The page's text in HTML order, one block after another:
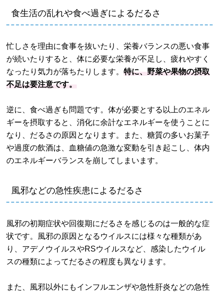
食生活の乱れや食べ過ぎによるだるさ
忙しさを理由に食事を抜いたり、栄養バランスの悪い食事
が続いたりすると、体に必要な栄養が不足し、疲れやすく
なったり気力が落ちたりします。特に、野菜や果物の摂取
不足は要注意です。
逆に、食べ過ぎも問題です。体が必要とする以上のエネル
ギーを摂取すると、消化に余計なエネルギーを使うことに
なり、だるさの原因となります。また、糖質の多いお菓子
や過度の飲酒は、血糖値の急激な変動を引き起こし、体内
のエネルギーバランスを崩してしまいます。
風邪などの急性疾患によるだるさ
風邪の初期症状や回復期にだるさを感じるのは一般的な症
状です。風邪の原因となるウイルスには様々な種類があ
り、アデノウイルスやRSウイルスなど、感染したウイル
スの種類によってだるさの程度も異なります。
また、風邪以外にもインフルエンザや急性肝炎などの急性